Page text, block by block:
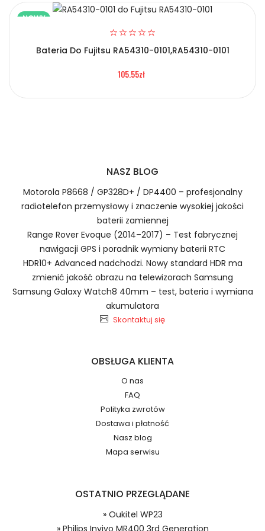
Certyfikaty bezpieczeństwa i zgodności
Prawo zwrotu w ciągu 30 dni
Szybka dostawa
Baterie do Smartfonów i
1.Model urządzenia
2.Numer produktu baterii
Numer produktu ładowarki
Model urządzenia
Jak naładować Baterie do Smartfonów i
Telefonów Philips 5AAXBT084JAA?
Jak przedłużyć żywotność Baterie do
Smartfonów i Telefonów Philips W8355?
NOWY
Bateria Do Fujitsu RA54310-0101,RA54310-0101
105.55zł
NASZ BLOG
Motorola P8668 / GP328D+ / DP4400 – profesjonalny
radiotelefon przemysłowy i znaczenie wysokiej jakości
baterii zamiennej
Range Rover Evoque (2014–2017) – Test fabrycznej
nawigacji GPS i poradnik wymiany baterii RTC
HDR10+ Advanced nadchodzi. Nowy standard HDR ma
zmienić jakość obrazu na telewizorach Samsung
Samsung Galaxy Watch8 40mm – test, bateria i wymiana
akumulatora
Skontaktuj się
OBSŁUGA KLIENTA
O nas
FAQ
Polityka zwrotów
Dostawa i płatność
Nasz blog
Mapa serwisu
OSTATNIO PRZEGLĄDANE
» Oukitel WP23
» Philips Invivo MR400 3rd Generation